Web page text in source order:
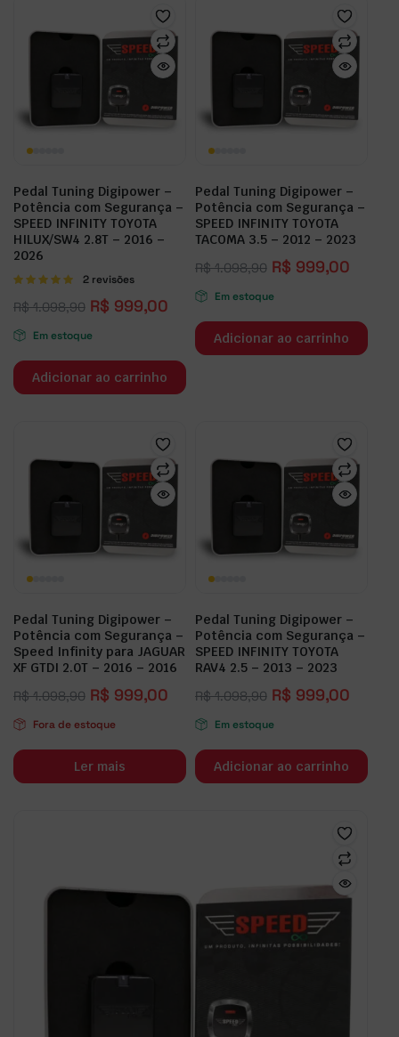
Pedal Tuning Digipower –
Potência com Segurança –
SPEED INFINITY TOYOTA
HILUX/SW4 2.8T – 2016 –
2026
Avaliação
2 revisões
R$1.098,90 R$ 999,00
Em estoque
Adicionar ao carrinho
Pedal Tuning Digipower –
Potência com Segurança –
SPEED INFINITY TOYOTA
TACOMA 3.5 – 2012 – 2023
R$1.098,90 R$ 999,00
Em estoque
Adicionar ao carrinho
Pedal Tuning Digipower –
Potência com Segurança –
Speed Infinity para JAGUAR
XF GTDI 2.0T – 2016 – 2016
R$1.098,90 R$ 999,00
Fora de estoque
Ler mais
Pedal Tuning Digipower –
Potência com Segurança –
SPEED INFINITY TOYOTA
RAV4 2.5 – 2013 – 2023
R$1.098,90 R$ 999,00
Em estoque
Adicionar ao carrinho